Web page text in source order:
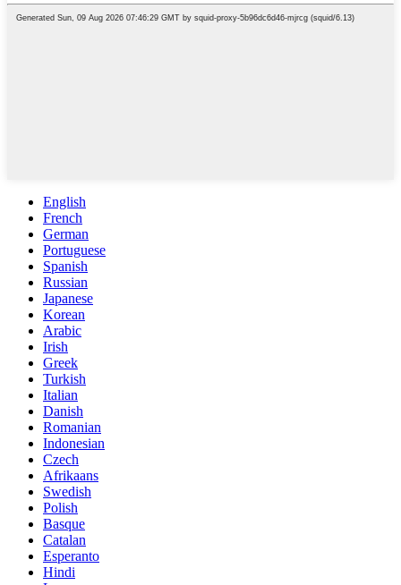
English
French
German
Portuguese
Spanish
Russian
Japanese
Korean
Arabic
Irish
Greek
Turkish
Italian
Danish
Romanian
Indonesian
Czech
Afrikaans
Swedish
Polish
Basque
Catalan
Esperanto
Hindi